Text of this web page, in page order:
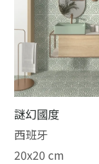
謎幻國度
西班牙
20x20 cm